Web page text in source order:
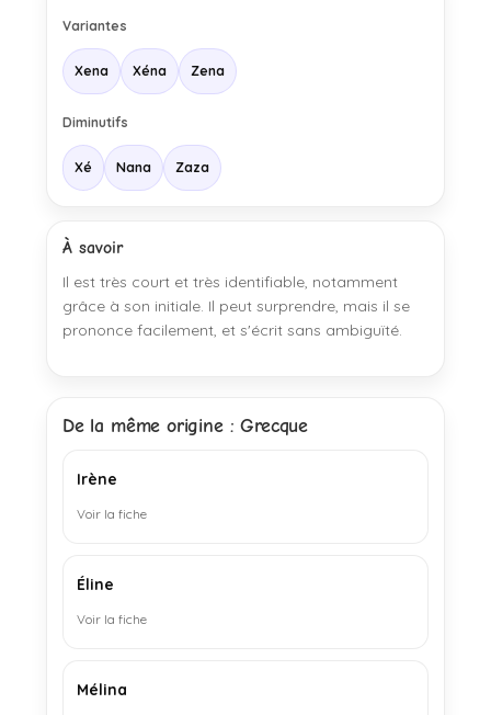
Variantes
Xena Xéna Zena
Diminutifs
Xé Nana Zaza
À savoir
Il est très court et très identifiable, notamment
grâce à son initiale. Il peut surprendre, mais il se
prononce facilement, et s'écrit sans ambiguïté.
De la même origine : Grecque
Irène
Voir la fiche
Éline
Voir la fiche
Mélina